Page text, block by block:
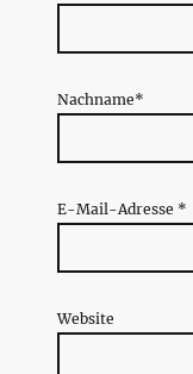
Nachname*
E-Mail-Adresse *
Website